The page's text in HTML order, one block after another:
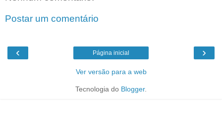
Postar um comentário
‹ ›
Página inicial
Ver versão para a web
Tecnologia do Blogger.